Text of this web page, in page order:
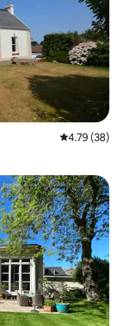
평점 4.79점(5
4.79 (38)